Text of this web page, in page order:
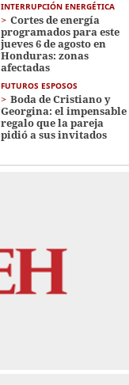
INTERRUPCIÓN ENERGÉTICA
Cortes de energía
programados para este
jueves 6 de agosto en
Honduras: zonas
afectadas
FUTUROS ESPOSOS
Boda de Cristiano y
Georgina: el impensable
regalo que la pareja
pidió a sus invitados